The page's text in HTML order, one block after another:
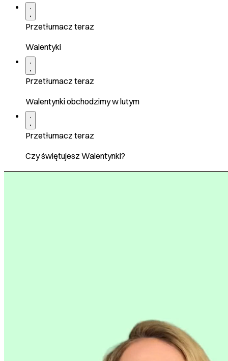
Przetłumacz teraz
Walentyki
Przetłumacz teraz
Walentynki obchodzimy w lutym
Przetłumacz teraz
Czy świętujesz Walentynki?